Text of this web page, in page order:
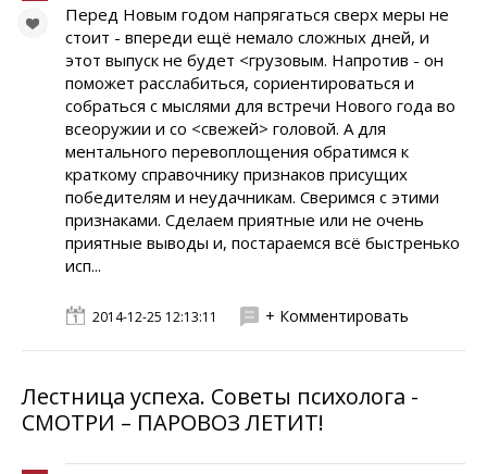
Перед Новым годом напрягаться сверх меры не
стоит - впереди ещё немало сложных дней, и
этот выпуск не будет <грузовым. Напротив - он
поможет расслабиться, сориентироваться и
собраться с мыслями для встречи Нового года во
всеоружии и со <свежей> головой. А для
ментального перевоплощения обратимся к
краткому справочнику признаков присущих
победителям и неудачникам. Сверимся с этими
признаками. Сделаем приятные или не очень
приятные выводы и, постараемся всё быстренько
исп...
2014-12-25 12:13:11 + Комментировать
Лестница успеха. Советы психолога -
СМОТРИ – ПАРОВОЗ ЛЕТИТ!